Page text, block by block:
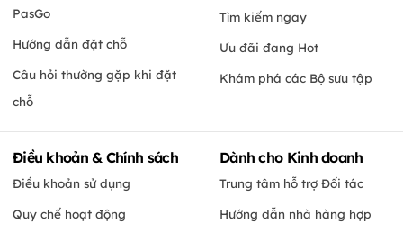
PasGo
Hướng dẫn đặt chỗ
Câu hỏi thường gặp khi đặt
chỗ
Tìm kiếm ngay
Ưu đãi đang Hot
Khám phá các Bộ sưu tập
Điều khoản & Chính sách
Điều khoản sử dụng
Quy chế hoạt động
Dành cho Kinh doanh
Trung tâm hỗ trợ Đối tác
Hướng dẫn nhà hàng hợp